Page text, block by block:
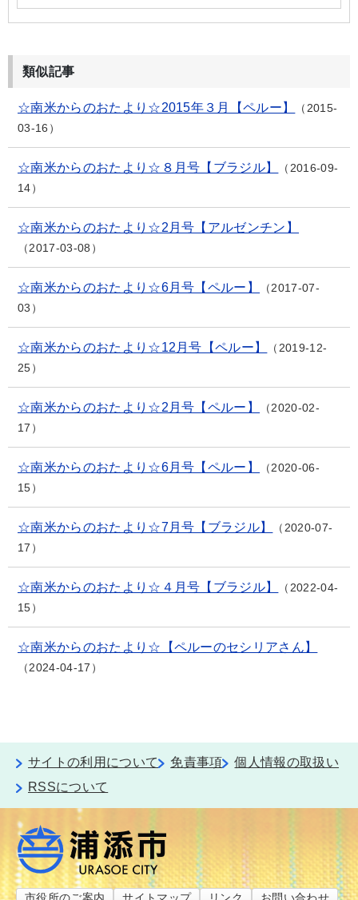
類似記事
☆南米からのおたより☆2015年３月【ペルー】
2015-
03-16
☆南米からのおたより☆８月号【ブラジル】
2016-09-
14
☆南米からのおたより☆2月号【アルゼンチン】
2017-03-08
☆南米からのおたより☆6月号【ペルー】
2017-07-
03
☆南米からのおたより☆12月号【ペルー】
2019-12-
25
☆南米からのおたより☆2月号【ペルー】
2020-02-
17
☆南米からのおたより☆6月号【ペルー】
2020-06-
15
☆南米からのおたより☆7月号【ブラジル】
2020-07-
17
☆南米からのおたより☆４月号【ブラジル】
2022-04-
15
☆南米からのおたより☆【ペルーのセシリアさん】
2024-04-17
サイトの利用について 免責事項
個人情報の取扱い
RSSについて